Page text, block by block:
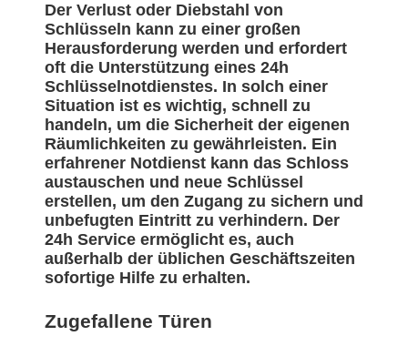
Der Verlust oder Diebstahl von
Schlüsseln kann zu einer großen
Herausforderung werden und erfordert
oft die Unterstützung eines 24h
Schlüsselnotdienstes. In solch einer
Situation ist es wichtig, schnell zu
handeln, um die Sicherheit der eigenen
Räumlichkeiten zu gewährleisten. Ein
erfahrener Notdienst kann das Schloss
austauschen und neue Schlüssel
erstellen, um den Zugang zu sichern und
unbefugten Eintritt zu verhindern. Der
24h Service ermöglicht es, auch
außerhalb der üblichen Geschäftszeiten
sofortige Hilfe zu erhalten.
Zugefallene Türen